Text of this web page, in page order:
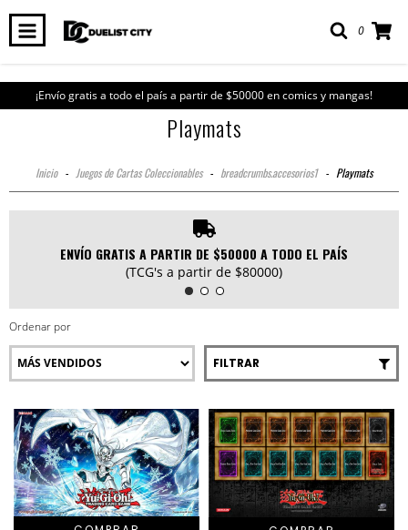
0
¡Envío gratis a todo el país a partir de $50000 en comics y mangas!
Playmats
Inicio - Juegos de Cartas Coleccionables - breadcrumbs.accesorios1 - Playmats
ENVÍO GRATIS A PARTIR DE $50000 A TODO EL PAÍS
(TCG's a partir de $80000)
Ordenar por
FILTRAR